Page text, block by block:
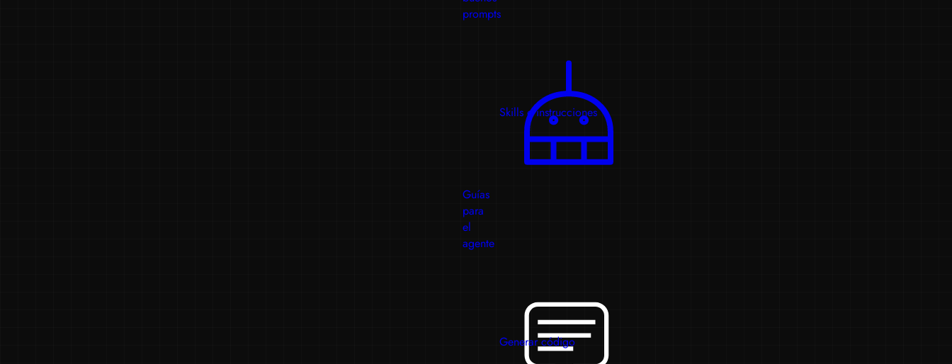
prompts
Skills e instrucciones
Guías
para
el
agente
Generar código